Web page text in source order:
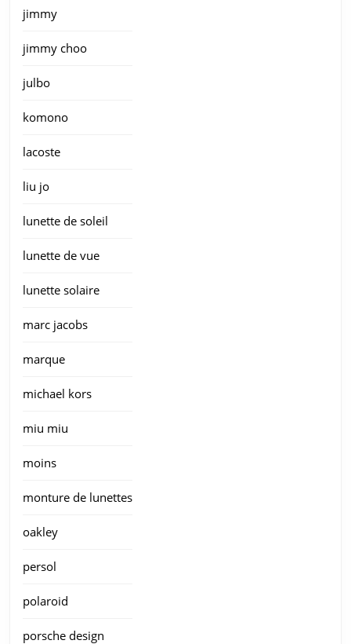
jimmy
jimmy choo
julbo
komono
lacoste
liu jo
lunette de soleil
lunette de vue
lunette solaire
marc jacobs
marque
michael kors
miu miu
moins
monture de lunettes
oakley
persol
polaroid
porsche design